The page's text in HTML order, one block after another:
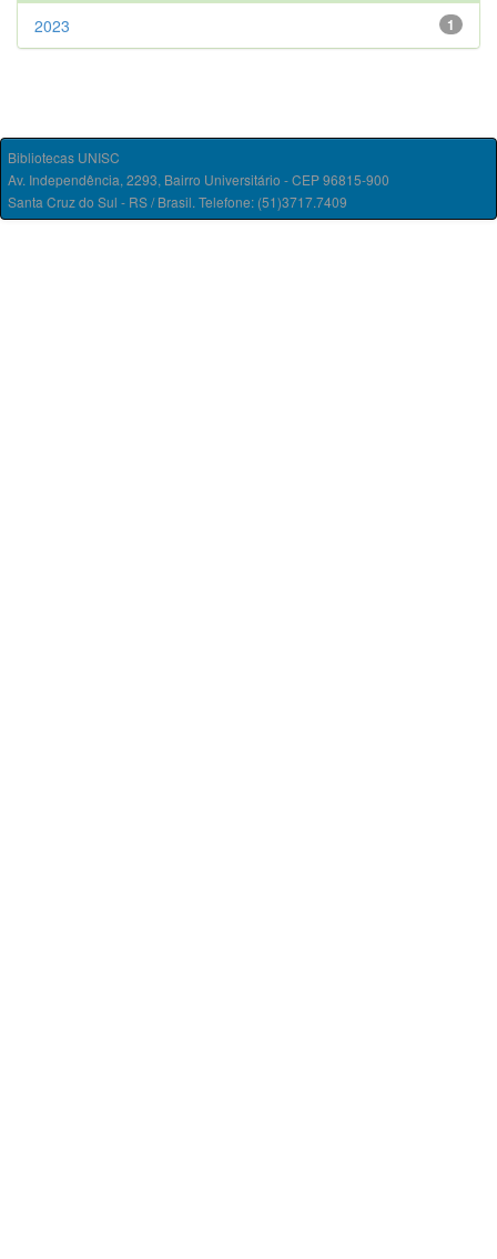
1
2023
Bibliotecas UNISC
Av. Independência, 2293, Bairro Universitário - CEP 96815-900
Santa Cruz do Sul - RS / Brasil. Telefone: (51)3717.7409